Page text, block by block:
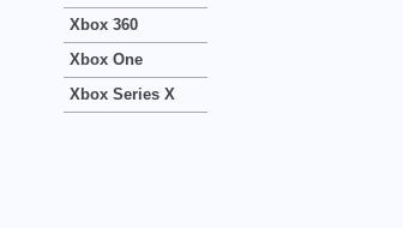
Xbox 360
Xbox One
Xbox Series X